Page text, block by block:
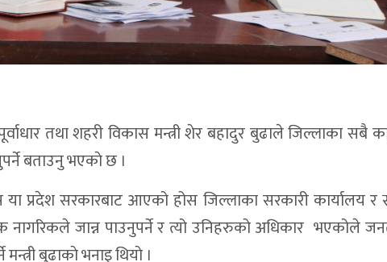
तथा शहरी विकास मन्त्री शेर बहादुर बुढाले जिल्लाका सबै
बताउनु भएकाे छ ।
प्रदेश सरकारबाट आएको होस जिल्लाका सरकारी कार्यालय र
जान्न पाउनुपर्ने र त्यो उनिहरुको अधिकार भएकोले
बुढाकाे भनाइ थियाे ।